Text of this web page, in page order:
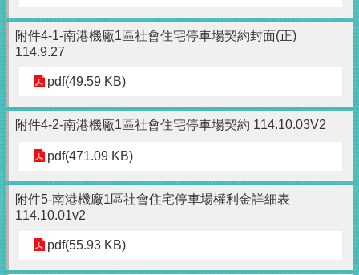
附件4-1-南港機廠1區社會住宅停車場契約封面(正)
114.9.27
pdf(49.59 KB)
附件4-2-南港機廠1區社會住宅停車場契約 114.10.03V2
pdf(471.09 KB)
附件5-南港機廠1區社會住宅停車場權利金詳細表
114.10.01v2
pdf(55.93 KB)